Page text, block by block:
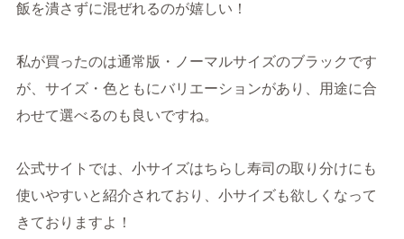
飯を潰さずに混ぜれるのが嬉しい！
私が買ったのは通常版・ノーマルサイズのブラックです
が、サイズ・色ともにバリエーションがあり、用途に合
わせて選べるのも良いですね。
公式サイトでは、小サイズはちらし寿司の取り分けにも
使いやすいと紹介されており、小サイズも欲しくなって
きておりますよ！